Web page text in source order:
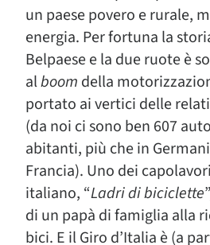
un paese povero e rurale,
energia. Per fortuna la
Belpaese e la due ruote è
alboom della
portato ai vertici delle
(da noi ci sono ben 607
abitanti, più che in
Francia). Uno dei
italiano, “Ladri di biciclette
di un papà di famiglia alla
bici. E il Giro d’Italia è (a